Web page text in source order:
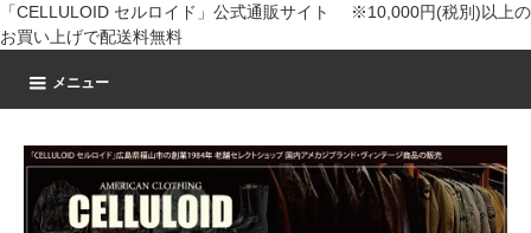
「CELLULOID セルロイド」公式通販サイト ※10,000円(税別)以上の
お買い上げで配送料無料
メニュー